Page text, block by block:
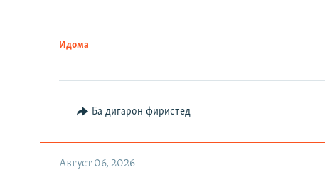
Идома
Ба дигарон фиристед
Август 06, 2026